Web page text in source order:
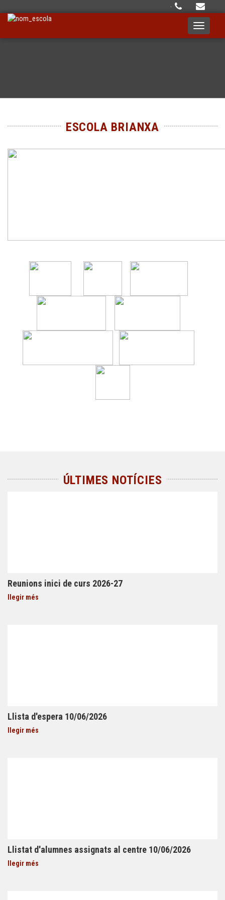
·
Toggle
ESCOLA BRIANXA
ÚLTIMES NOTÍCIES
Reunions inici de curs 2026-27
llegir més
Llista d'espera 10/06/2026
llegir més
Llistat d'alumnes assignats al centre 10/06/2026
llegir més